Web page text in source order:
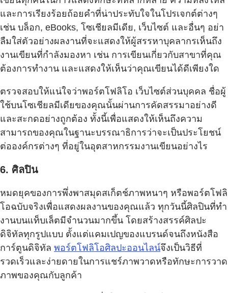
และการเรียงร้อยถ้อยคำที่น่าประทับใจในโปรเจกต์ต่างๆ
เช่น บล็อก, eBooks, โซเชียลมีเดีย, เว็บไซต์ และอื่นๆ อย่า
ลืมใส่ตัวอย่างผลงานที่จะแสดงให้ผู้สรรหาบุคลากรเห็นถึง
งานเขียนที่กำลังมองหา เช่น การเขียนเกี่ยวกับสาขาที่คุณ
ต้องการทำงาน และแสดงให้เห็นว่าคุณเขียนได้ดีเพียงใด
ตรวจสอบให้แน่ใจว่าพอร์ตโฟลิโอ เว็บไซต์ส่วนบุคคล ชื่อผู้
ใช้บนโซเชียลมีเดียของคุณนั้นผ่านการคัดสรรมาอย่างดี
และสะกดอย่างถูกต้อง ทั้งนี้เพื่อแสดงให้เห็นถึงความ
สามารถของคุณในฐานะบรรณาธิการว่าจะเป็นประโยชน์
ต่อองค์กรต่างๆ ที่อยู่ในอุตสาหกรรมงานเขียนอย่างไร
6. ศิลปิน
หมดยุคของการพึ่งพาสมุดสเก็ตช์ภาพหนาๆ หรือพอร์ตโฟลิ
โอฉบับจริงเพื่อแสดงผลงานของคุณแล้ว ทุกวันนี้ศิลปินที่ทำ
งานบนแท็บเล็ตมีจำนวนมากขึ้น โดยสร้างสรรค์ศิลปะ
ดิจิทัลทุกรูปแบบ ตั้งแต่แคมเปญของแบรนด์จนถึงหนังสือ
การ์ตูนดิจิทัล พอร์ตโฟลิโอศิลปะออนไลน์จึงเป็นวิธีที่
รวดเร็วและง่ายดายในการแชร์ภาพวาดหรือทักษะการวาด
ภาพของคุณกับลูกค้า